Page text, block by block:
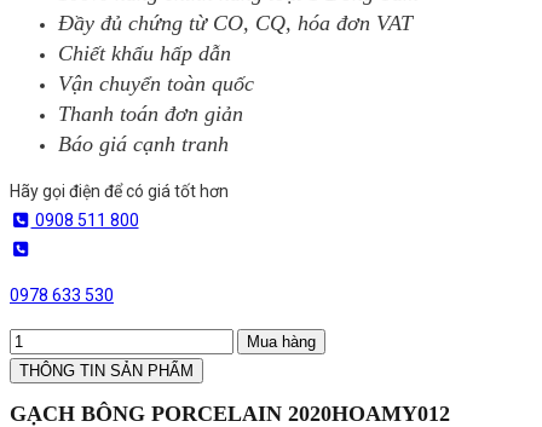
Đầy đủ chứng từ CO, CQ, hóa đơn VAT
Chiết khấu hấp dẫn
Vận chuyển toàn quốc
Thanh toán đơn giản
Báo giá cạnh tranh
Hãy gọi điện để có giá tốt hơn
0908 511 800
0978 633 530
Mua hàng
THÔNG TIN SẢN PHẨM
GẠCH BÔNG PORCELAIN 2020HOAMY012